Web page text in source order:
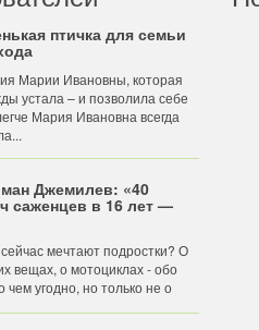
птичка для семьи
Марии Ивановны, которая
устала – и позволила себе
Мария Ивановна всегда
Джемилев: «40
саженцев в 16 лет —
мечтают подростки? О
вещах, о мотоциклах - обо
чем угодно, но только не о